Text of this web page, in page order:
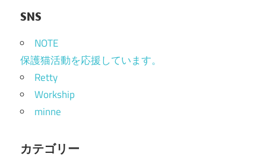
SNS
NOTE
保護猫活動を応援しています。
Retty
Workship
minne
カテゴリー